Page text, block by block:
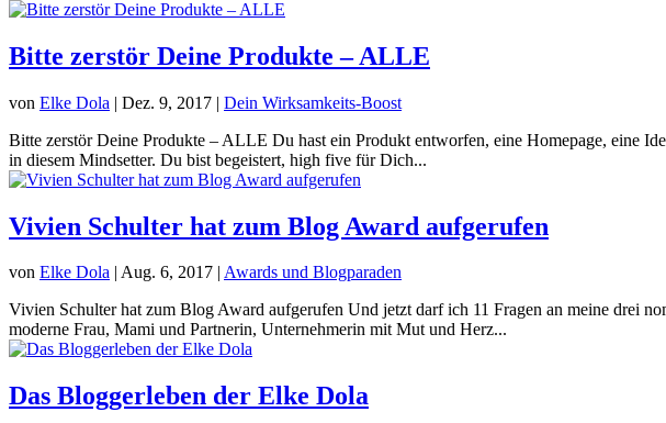
Bitte zerstör Deine Produkte – ALLE
von Elke Dola | Dez. 9, 2017 | Dein Wirksamkeits-Boost
Bitte zerstör Deine Produkte – ALLE Du hast ein Produkt entworfen, eine Homepage, eine
in diesem Mindsetter. Du bist begeistert, high five für Dich...
Vivien Schulter hat zum Blog Award aufgerufen
von Elke Dola | Aug. 6, 2017 | Awards und Blogparaden
Vivien Schulter hat zum Blog Award aufgerufen Und jetzt darf ich 11 Fragen an meine drei
moderne Frau, Mami und Partnerin, Unternehmerin mit Mut und Herz...
Das Bloggerleben der Elke Dola